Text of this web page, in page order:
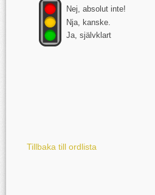
Nej, absolut inte!
Nja, kanske.
Ja, självklart
Tillbaka till ordlista